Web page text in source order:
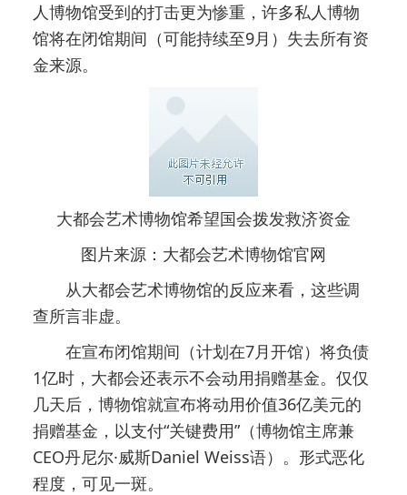
人博物馆受到的打击更为惨重，许多私人博物
馆将在闭馆期间（可能持续至9月）失去所有资
金来源。
大都会艺术博物馆希望国会拨发救济资金
图片来源：大都会艺术博物馆官网
从大都会艺术博物馆的反应来看，这些调
查所言非虚。
在宣布闭馆期间（计划在7月开馆）将负债
1亿时，大都会还表示不会动用捐赠基金。仅仅
几天后，博物馆就宣布将动用价值36亿美元的
捐赠基金，以支付“关键费用”（博物馆主席兼
CEO丹尼尔·威斯Daniel Weiss语）。形式恶化
程度，可见一斑。